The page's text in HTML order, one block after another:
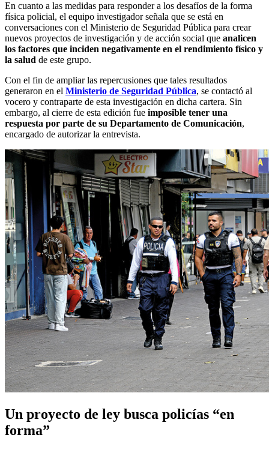
En cuanto a las medidas para responder a los desafíos de la forma
física policial, el equipo investigador señala que se está en
conversaciones con el Ministerio de Seguridad Pública para crear
nuevos proyectos de investigación y de acción social que analicen
los factores que inciden negativamente en el rendimiento físico y
la salud de este grupo.
Con el fin de ampliar las repercusiones que tales resultados
generaron en el Ministerio de Seguridad Pública, se contactó al
vocero y contraparte de esta investigación en dicha cartera. Sin
embargo, al cierre de esta edición fue imposible tener una
respuesta por parte de su Departamento de Comunicación,
encargado de autorizar la entrevista.
Un proyecto de ley busca policías “en
forma”